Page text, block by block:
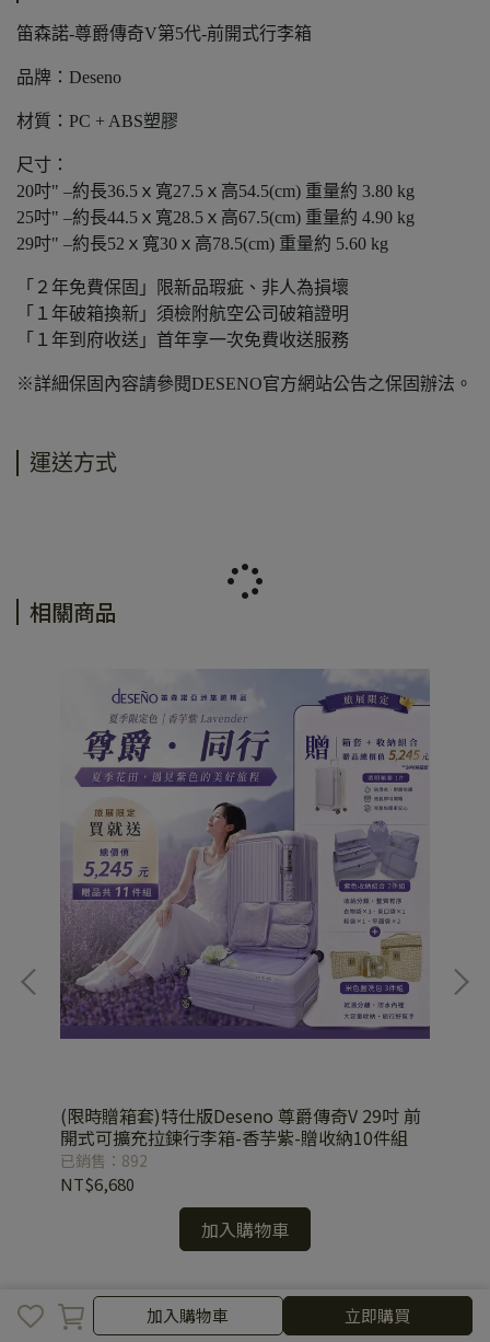
加入購物車 立即購買
笛森諾-尊爵傳奇V第5代-前開式行李箱
品牌：Deseno
材質：PC + ABS塑膠
尺寸：
20吋" –約長36.5ｘ寬27.5ｘ高54.5(cm) 重量約 3.80 kg
25吋" –約長44.5ｘ寬28.5ｘ高67.5(cm) 重量約 4.90 kg
29吋" –約長52ｘ寬30ｘ高78.5(cm) 重量約 5.60 kg
「２年免費保固」限新品瑕疵、非人為損壞
「１年破箱換新」須檢附航空公司破箱證明
「１年到府收送」首年享一次免費收送服務
※詳細保固內容請參閱DESENO官方網站公告之保固辦法。
運送方式
相關商品
(限時贈箱套)特仕版Deseno 尊爵傳奇V 29吋 前
開式可擴充拉鍊行李箱-香芋紫-贈收納10件組
已銷售：892
NT$6,680
加入購物車